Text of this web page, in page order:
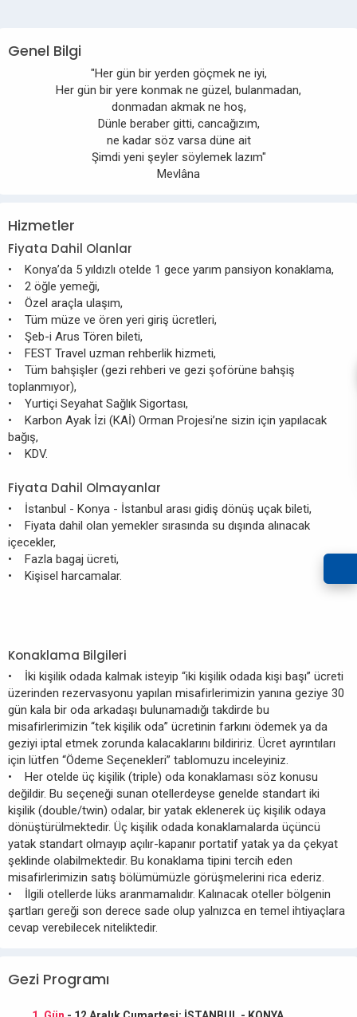
Genel Bilgi
"Her gün bir yerden göçmek ne iyi,
Her gün bir yere konmak ne güzel, bulanmadan,
donmadan akmak ne hoş,
Dünle beraber gitti, cancağızım,
ne kadar söz varsa düne ait
Şimdi yeni şeyler söylemek lazım"
Mevlâna
Hizmetler
Fiyata Dahil Olanlar
• Konya’da 5 yıldızlı otelde 1 gece yarım pansiyon konaklama,
• 2 öğle yemeği,
• Özel araçla ulaşım,
• Tüm müze ve ören yeri giriş ücretleri,
• Şeb-i Arus Tören bileti,
• FEST Travel uzman rehberlik hizmeti,
• Tüm bahşişler (gezi rehberi ve gezi şoförüne bahşiş
toplanmıyor),
• Yurtiçi Seyahat Sağlık Sigortası,
• Karbon Ayak İzi (KAİ) Orman Projesi’ne sizin için yapılacak
bağış,
• KDV.
Fiyata Dahil Olmayanlar
• İstanbul - Konya - İstanbul arası gidiş dönüş uçak bileti,
• Fiyata dahil olan yemekler sırasında su dışında alınacak
içecekler,
• Fazla bagaj ücreti,
• Kişisel harcamalar.
Konaklama Bilgileri
• İki kişilik odada kalmak isteyip “iki kişilik odada kişi başı” ücreti
üzerinden rezervasyonu yapılan misafirlerimizin yanına geziye 30
gün kala bir oda arkadaşı bulunamadığı takdirde bu
misafirlerimizin “tek kişilik oda” ücretinin farkını ödemek ya da
geziyi iptal etmek zorunda kalacaklarını bildiririz. Ücret ayrıntıları
için lütfen “Ödeme Seçenekleri” tablomuzu inceleyiniz.
• Her otelde üç kişilik (triple) oda konaklaması söz konusu
değildir. Bu seçeneği sunan otellerdeyse genelde standart iki
kişilik (double/twin) odalar, bir yatak eklenerek üç kişilik odaya
dönüştürülmektedir. Üç kişilik odada konaklamalarda üçüncü
yatak standart olmayıp açılır-kapanır portatif yatak ya da çekyat
şeklinde olabilmektedir. Bu konaklama tipini tercih eden
misafirlerimizin satış bölümümüzle görüşmelerini rica ederiz.
• İlgili otellerde lüks aranmamalıdır. Kalınacak oteller bölgenin
şartları gereği son derece sade olup yalnızca en temel ihtiyaçlara
cevap verebilecek niteliktedir.
Gezi Programı